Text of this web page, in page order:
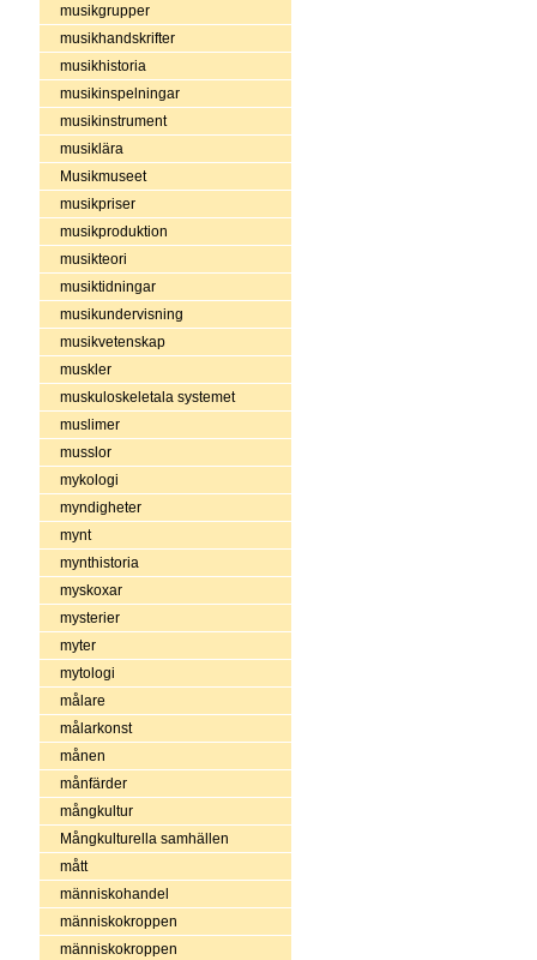
musikgrupper
musikhandskrifter
musikhistoria
musikinspelningar
musikinstrument
musiklära
Musikmuseet
musikpriser
musikproduktion
musikteori
musiktidningar
musikundervisning
musikvetenskap
muskler
muskuloskeletala systemet
muslimer
musslor
mykologi
myndigheter
mynt
mynthistoria
myskoxar
mysterier
myter
mytologi
målare
målarkonst
månen
månfärder
mångkultur
Mångkulturella samhällen
mått
människohandel
människokroppen
människokroppen